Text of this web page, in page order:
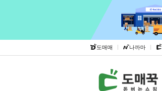
도매매 | 나까마 |